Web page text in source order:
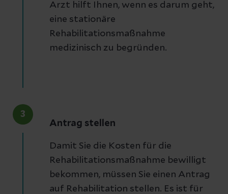
Arzt hilft Ihnen, wenn es darum geht,
eine stationäre
Rehabilitationsmaßnahme
medizinisch zu begründen.
3
Antrag stellen
Damit Sie die Kosten für die
Rehabilitationsmaßnahme bewilligt
bekommen, müssen Sie einen Antrag
auf Rehabilitation stellen. Es ist für